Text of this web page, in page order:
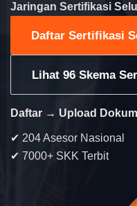
Jaringan Sertifikasi
Daftar Sertifikasi
Lihat 96 Skema
Daftar → Upload
✔ 204 Asesor Nasional
✔ 7000+ SKK Terbit